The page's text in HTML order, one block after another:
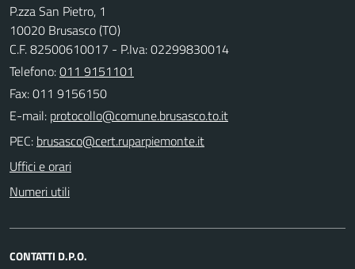
P.zza San Pietro, 1
10020 Brusasco (TO)
C.F. 82500610017 - P.Iva: 02299830014
Telefono:011 9151101
Fax: 011 9156150
E-mail:
PEC:
Uffici e orari
Numeri utili
CONTATTI D.P.O.